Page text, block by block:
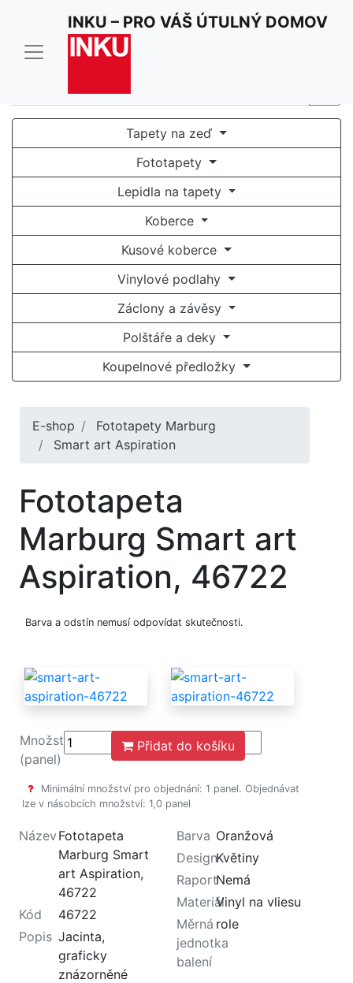
Pro optimální funkci našich stránek používáme cookies.
Užíváním stránek inku.cz souhlasíte s jejich
používáním.
Rozumím a souhlasím
INKU – PRO VÁŠ ÚTULNÝ DOMOV
Tapety na zeď
Fototapety
Lepidla na tapety
Koberce
Kusové koberce
Vinylové podlahy
Záclony a závěsy
Polštáře a deky
Koupelnové předložky
E-shop
Fototapety Marburg
Smart art Aspiration
Fototapeta
Marburg Smart art
Aspiration, 46722
Barva a odstín nemusí odpovídat skutečnosti.
Množství
(panel)
Přidat do košíku
Minimální množství pro objednání: 1 panel. Objednávat
lze v násobcích množství: 1,0 panel
Název Fototapeta
Marburg Smart
art Aspiration,
46722
Kód
46722
Popis Jacinta,
graficky
znázorněné
Barva Oranžová
DesignKvětiny
RaportNemá
MateriálVinyl na vliesu
Měrná
jednotka
balení
role